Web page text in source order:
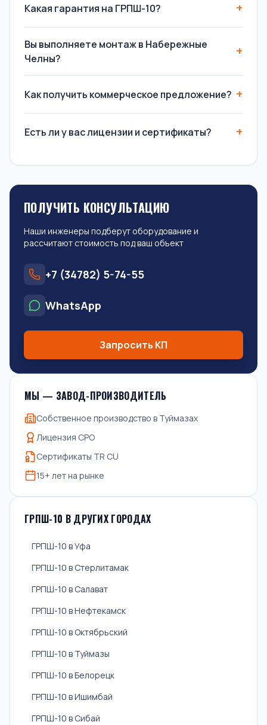
Какая гарантия на ГРПШ-10?
Вы выполняете монтаж в Набережные
Челны?
Как получить коммерческое предложение?
Есть ли у вас лицензии и сертификаты?
ПОЛУЧИТЬ КОНСУЛЬТАЦИЮ
Наши инженеры подберут оборудование и
рассчитают стоимость под ваш объект
+7 (34782) 5-74-55
WhatsApp
Запросить КП
МЫ — ЗАВОД-ПРОИЗВОДИТЕЛЬ
Собственное производство в Туймазах
Лицензия СРО
Сертификаты TR CU
15+ лет на рынке
ГРПШ-10 В ДРУГИХ ГОРОДАХ
ГРПШ-10 в Уфа
ГРПШ-10 в Стерлитамак
ГРПШ-10 в Салават
ГРПШ-10 в Нефтекамск
ГРПШ-10 в Октябрьский
ГРПШ-10 в Туймазы
ГРПШ-10 в Белорецк
ГРПШ-10 в Ишимбай
ГРПШ-10 в Сибай